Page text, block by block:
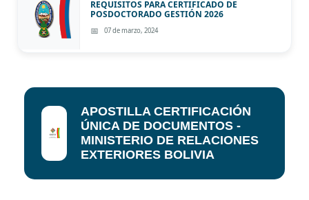
REQUISITOS PARA CERTIFICADO DE
POSDOCTORADO GESTIÓN 2026
07 de marzo, 2024
APOSTILLA CERTIFICACIÓN
ÚNICA DE DOCUMENTOS -
MINISTERIO DE RELACIONES
EXTERIORES BOLIVIA